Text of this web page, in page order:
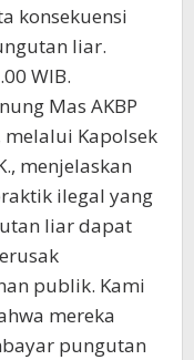
konsekuensi
liar.
WIB.
Mas AKBP
melalui Kapolsek
menjelaskan
ilegal yang
liar dapat
publik. Kami
mereka
pungutan